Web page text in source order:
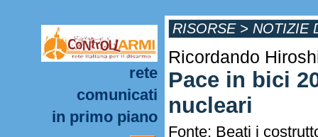
rete
comunicati
in primo piano
RISORSE> NOTIZIE
Ricordando
Pace in bici
nucleari
Fonte: Beati i